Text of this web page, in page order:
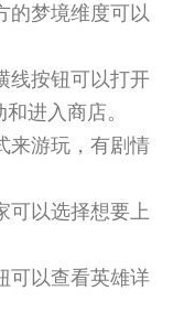
的梦境维度可以
线按钮可以打开
进入商店。
来游玩，有剧情
可以选择想要上
可以查看英雄详